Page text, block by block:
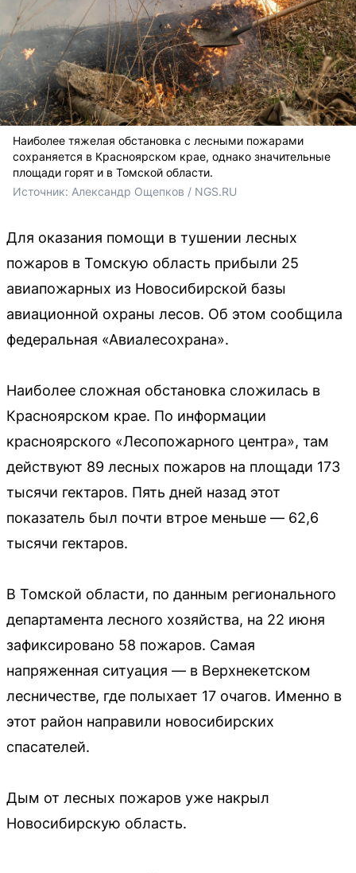
Наиболее тяжелая обстановка с лесными пожарами
сохраняется в Красноярском крае, однако значительные
площади горят и в Томской области.
Источник: Александр Ощепков / NGS.RU
Для оказания помощи в тушении лесных
пожаров в Томскую область прибыли 25
авиапожарных из Новосибирской базы
авиационной охраны лесов. Об этом сообщила
федеральная «Авиалесохрана».
Наиболее сложная обстановка сложилась в
Красноярском крае. По информации
красноярского «Лесопожарного центра», там
действуют 89 лесных пожаров на площади 173
тысячи гектаров. Пять дней назад этот
показатель был почти втрое меньше — 62,6
тысячи гектаров.
В Томской области, по данным регионального
департамента лесного хозяйства, на 22 июня
зафиксировано 58 пожаров. Самая
напряженная ситуация — в Верхнекетском
лесничестве, где полыхает 17 очагов. Именно в
этот район направили новосибирских
спасателей.
Дым от лесных пожаров уже накрыл
Новосибирскую область.